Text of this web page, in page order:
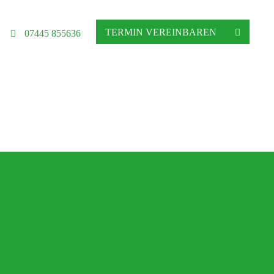
07445 855636 TERMIN VEREINBAREN
in Altensteig